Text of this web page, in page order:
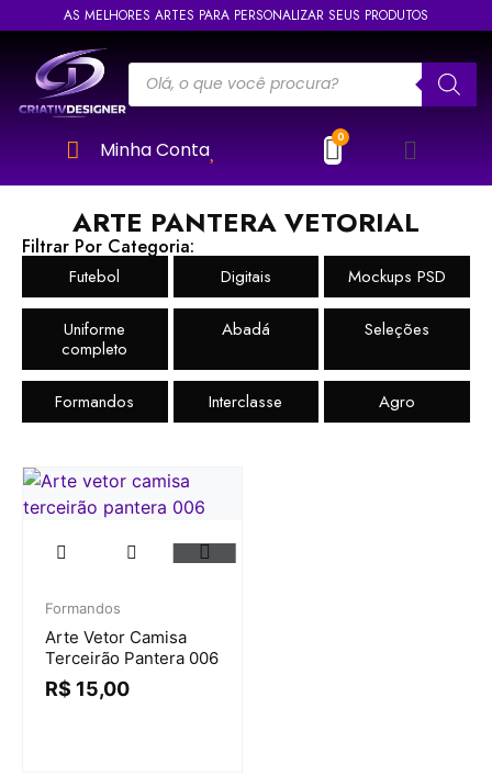
AS MELHORES ARTES PARA PERSONALIZAR SEUS PRODUTOS
Minha Conta
ARTE PANTERA VETORIAL
Filtrar Por Categoria:
Futebol Digitais Mockups PSD
Uniforme
completo
Abadá Seleções
Formandos Interclasse Agro
Formandos
Arte Vetor Camisa
Terceirão Pantera 006
R$ 15,00